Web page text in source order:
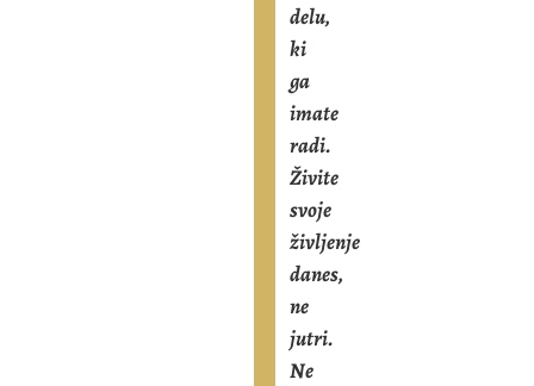
delu,
ki
ga
imate
radi.
Živite
svoje
življenje
danes,
ne
jutri.
Ne